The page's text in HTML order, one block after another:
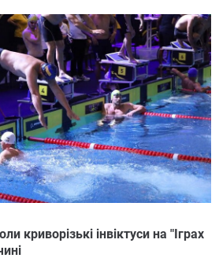
криворізькі інвіктуси на "Іграх